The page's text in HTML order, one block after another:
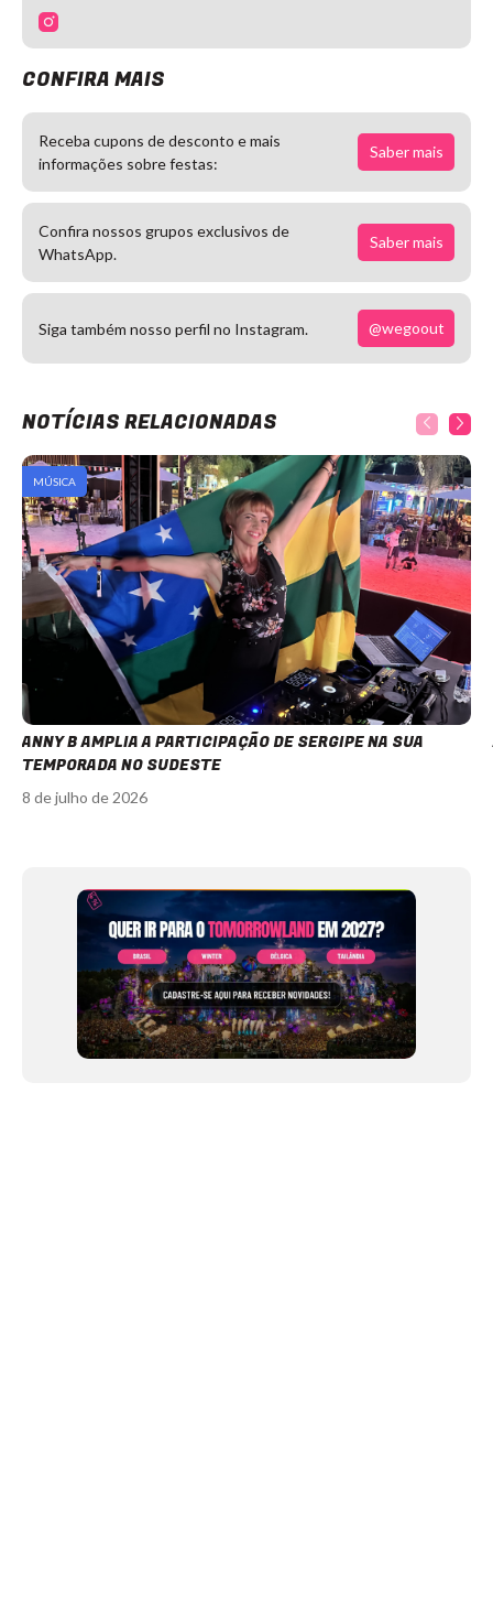
CONFIRA MAIS
Receba cupons de desconto e mais
informações sobre festas:
Saber mais
Confira nossos grupos exclusivos de
WhatsApp.
Saber mais
Siga também nosso perfil no Instagram. @wegoout
NOTÍCIAS RELACIONADAS
MÚSICA
ANNY B AMPLIA A PARTICIPAÇÃO DE SERGIPE NA SUA
TEMPORADA NO SUDESTE
8 de julho de 2026